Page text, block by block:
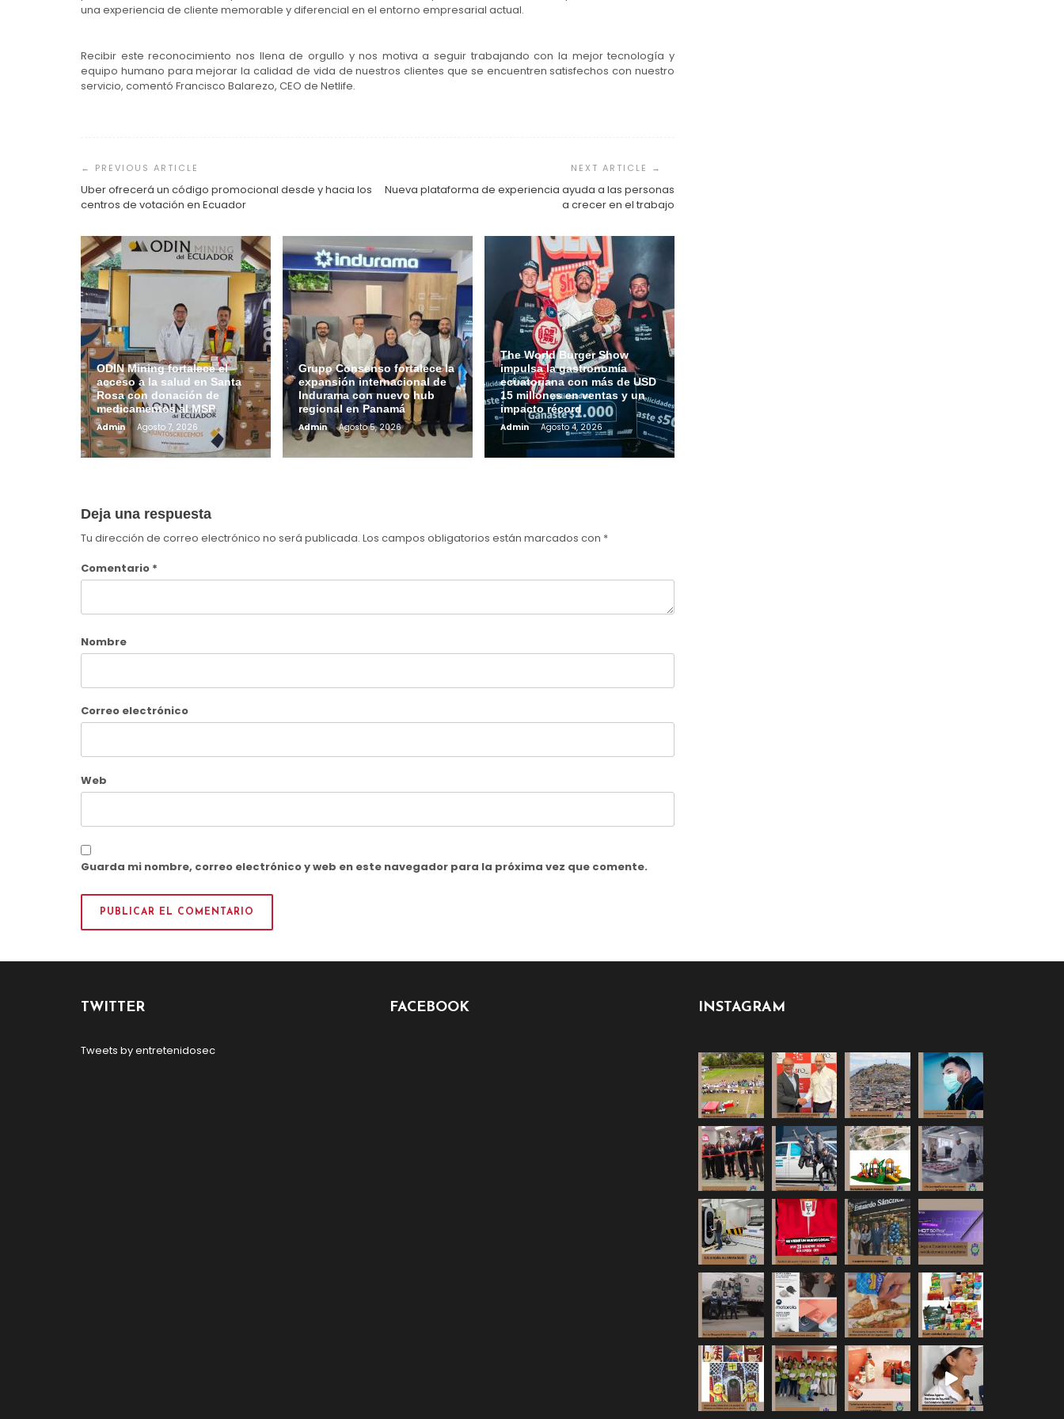
una experiencia de cliente memorable y diferencial en el entorno empresarial actual.
Recibir este reconocimiento nos llena de orgullo y nos motiva a seguir trabajando con la mejor tecnología y
equipo humano para mejorar la calidad de vida de nuestros clientes que se encuentren satisfechos con nuestro
servicio, comentó Francisco Balarezo, CEO de Netlife.
de
entradas
Uber ofrecerá un código promocional desde y hacia los
centros de votación en Ecuador
Nueva plataforma de experiencia ayuda a las personas
a crecer en el trabajo
ODIN Mining fortalece el
acceso a la salud en Santa
Rosa con donación de
medicamentos al MSP
Admin Agosto 7, 2026
Grupo Consenso fortalece la
expansión internacional de
Indurama con nuevo hub
regional en Panamá
Admin Agosto 5, 2026
The World Burger Show
impulsa la gastronomía
ecuatoriana con más de USD
15 millones en ventas y un
impacto récord
Admin Agosto 4, 2026
Deja una respuesta
Tu dirección de correo electrónico no será publicada. Los campos obligatorios están marcados con *
Comentario *
Nombre
Correo electrónico
Web
Guarda mi nombre, correo electrónico y web en este navegador para la próxima vez que comente.
TWITTER
Tweets by entretenidosec
FACEBOOK INSTAGRAM